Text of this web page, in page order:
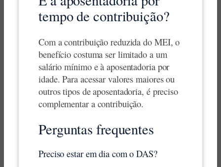
tempo de contribuição?
Com a contribuição reduzida do MEI, o
benefício costuma ser limitado a um
salário mínimo e à aposentadoria por
idade. Para acessar valores maiores ou
outros tipos de aposentadoria, é preciso
complementar a contribuição.
Perguntas frequentes
Preciso estar em dia com o DAS?